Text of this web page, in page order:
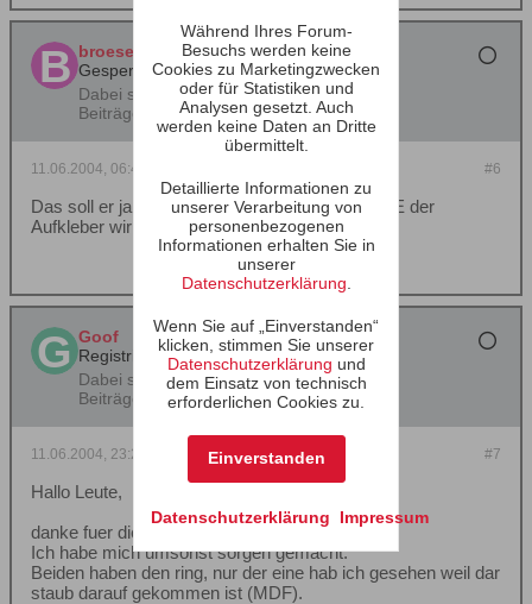
broesel
Gesperrt
Dabei seit:
04.08.2002
Beiträge:
4337
#6
11.06.2004, 06:42
Das soll er ja gerade ergründen. Ob bei einer KE der
Aufkleber wirklich
fehlt!!!
Goof
Registrierter Benutzer
Dabei seit:
24.12.2003
Beiträge:
27
#7
11.06.2004, 23:23
Hallo Leute,
danke fuer die reaction.
Ich habe mich umsonst sorgen gemacht.
Beiden haben den ring, nur der eine hab ich gesehen weil dar
staub darauf gekommen ist (MDF).
Während Ihres Forum-
Besuchs werden keine
Cookies zu Marketingzwecken
oder für Statistiken und
Analysen gesetzt. Auch
werden keine Daten an Dritte
übermittelt.
Detaillierte Informationen zu
unserer Verarbeitung von
personenbezogenen
Informationen erhalten Sie in
unserer
Datenschutzerklärung
Wenn Sie auf „Einverstanden“
klicken, stimmen Sie unserer
Datenschutzerklärung und
dem Einsatz von technisch
erforderlichen Cookies zu.
Datenschutzerklärung Impressum
Einverstanden